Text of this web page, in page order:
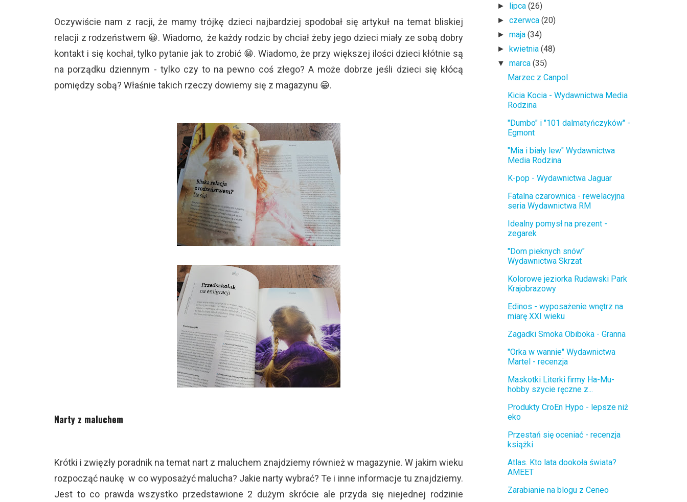
Oczywiście nam z racji, że mamy trójkę dzieci najbardziej spodobał się artykuł na temat bliskiej
relacji z rodzeństwem 😀. Wiadomo, że każdy rodzic by chciał żeby jego dzieci miały ze sobą dobry
kontakt i się kochał, tylko pytanie jak to zrobić 😁. Wiadomo, że przy większej ilości dzieci kłótnie są
na porządku dziennym - tylko czy to na pewno coś złego? A może dobrze jeśli dzieci się kłócą
pomiędzy sobą? Właśnie takich rzeczy dowiemy się z magazynu 😁.
Narty z maluchem
Krótki i zwięzły poradnik na temat nart z maluchem znajdziemy również w magazynie. W jakim wieku
rozpocząć naukę w co wyposażyć malucha? Jakie narty wybrać? Te i inne informacje tu znajdziemy.
Jest to co prawda wszystko przedstawione 2 dużym skrócie ale przyda się niejednej rodzinie
► lipca(26)
►czerwca(20)
►maja(34)
► kwietnia(48)
▼marca(35)
Marzec z Canpol
Kicia Kocia - Wydawnictwa Media
Rodzina
"Dumbo" i "101 dalmatyńczyków" -
Egmont
"Mia i biały lew" Wydawnictwa
Media Rodzina
K-pop - Wydawnictwa Jaguar
Fatalna czarownica - rewelacyjna
seria Wydawnictwa RM
Idealny pomysł na prezent -
zegarek
"Dom pieknych snów"
Wydawnictwa Skrzat
Kolorowe jeziorka Rudawski Park
Krajobrazowy
Edinos - wyposażenie wnętrz na
miarę XXI wieku
Zagadki Smoka Obiboka - Granna
"Orka w wannie" Wydawnictwa
Martel - recenzja
Maskotki Literki firmy Ha-Mu-
hobby szycie ręczne z...
Produkty CroEn Hypo - lepsze niż
eko
Przestań się oceniać - recenzja
książki
Atlas. Kto lata dookoła świata?
AMEET
Zarabianie na blogu z Ceneo